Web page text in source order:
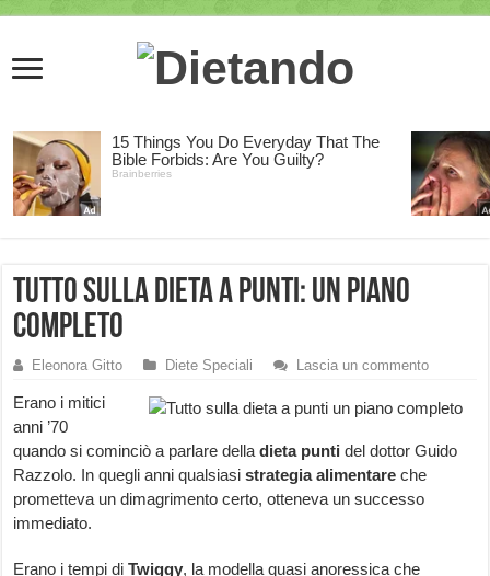
Tutto sulla dieta a punti: un piano
completo
Eleonora Gitto Diete Speciali Lascia un commento
Erano i mitici
anni ’70
quando si cominciò a parlare delladieta punti del dottor Guido
Razzolo. In quegli anni qualsiasi strategia alimentare che
prometteva un dimagrimento certo, otteneva un successo
immediato.
Erano i tempi diTwiggy, la modella quasi anoressica che